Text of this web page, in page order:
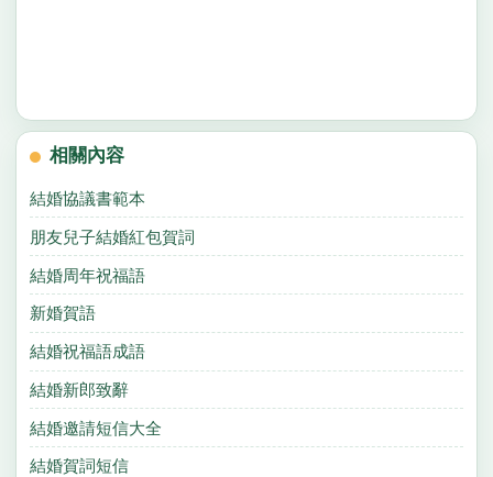
相關內容
結婚協議書範本
朋友兒子結婚紅包賀詞
結婚周年祝福語
新婚賀語
結婚祝福語成語
結婚新郎致辭
結婚邀請短信大全
結婚賀詞短信